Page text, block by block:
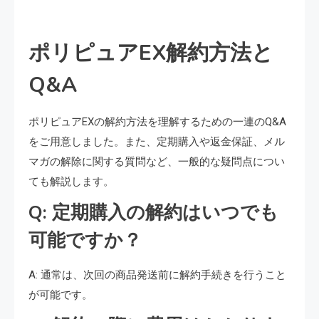
ポリピュアEX解約方法と
Q&A
ポリピュアEXの解約方法を理解するための一連のQ&A
をご用意しました。また、定期購入や返金保証、メル
マガの解除に関する質問など、一般的な疑問点につい
ても解説します。
Q: 定期購入の解約はいつでも
可能ですか？
A: 通常は、次回の商品発送前に解約手続きを行うこと
が可能です。